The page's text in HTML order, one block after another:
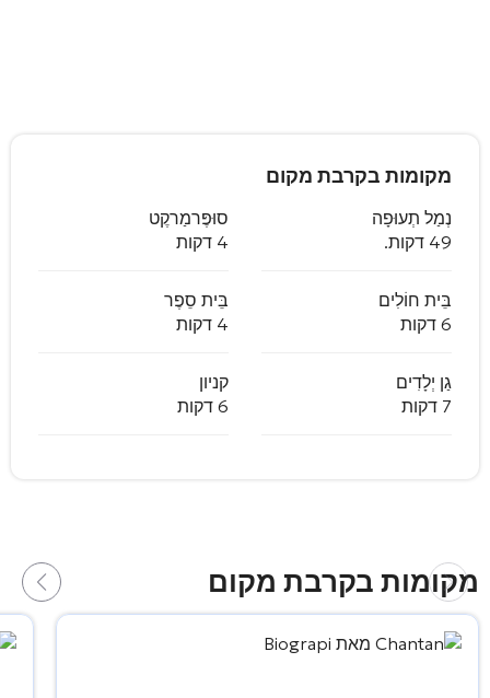
מקומות בקרבת מקום
נְמַל תְעוּפָה
49 דקות.
סוּפֶּרמַרקֶט
4 דקות
בֵּית חוֹלִים
6 דקות
בֵּית סֵפֶר
4 דקות
גַן יְלָדִים
7 דקות
קניון
6 דקות
מקומות בקרבת מקום